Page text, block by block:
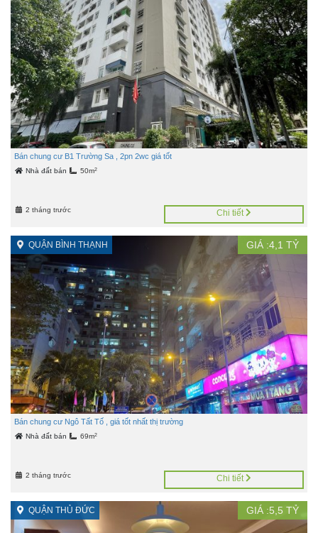
Bán chung cư B1 Trường Sa , 2pn 2wc giá tốt
Nhà đất bán 50m2
2 tháng trước Chi tiết
QUẬN BÌNH THẠNH GIÁ :4,1 TỶ
Bán chung cư Ngô Tất Tố , giá tốt nhất thị trường
Nhà đất bán 69m2
2 tháng trước Chi tiết
QUẬN THỦ ĐỨC GIÁ :5,5 TỶ